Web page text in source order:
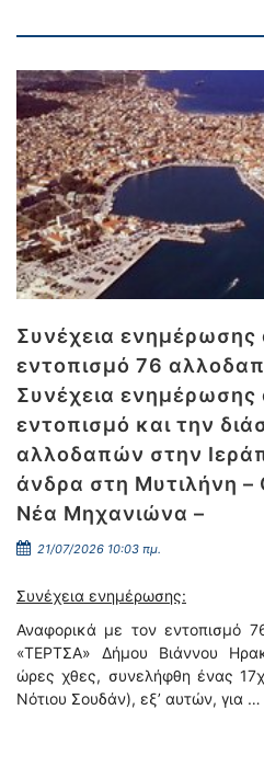
Συνέχεια
εντοπισμό 76
Συνέχεια
εντοπισμό και την
αλλοδαπών στην
άνδρα στη Μυτιλήνη
Νέα Μηχανιώνα –
21/07/2026 10:03 πμ.
Συνέχεια ενημέρωσης:
Αναφορικά με τον εντοπισμό
«ΤΕΡΤΣΑ» Δήμου Βιάννου
ώρες χθες, συνελήφθη ένας
Νότιου Σουδάν), εξ’ αυτών, για …